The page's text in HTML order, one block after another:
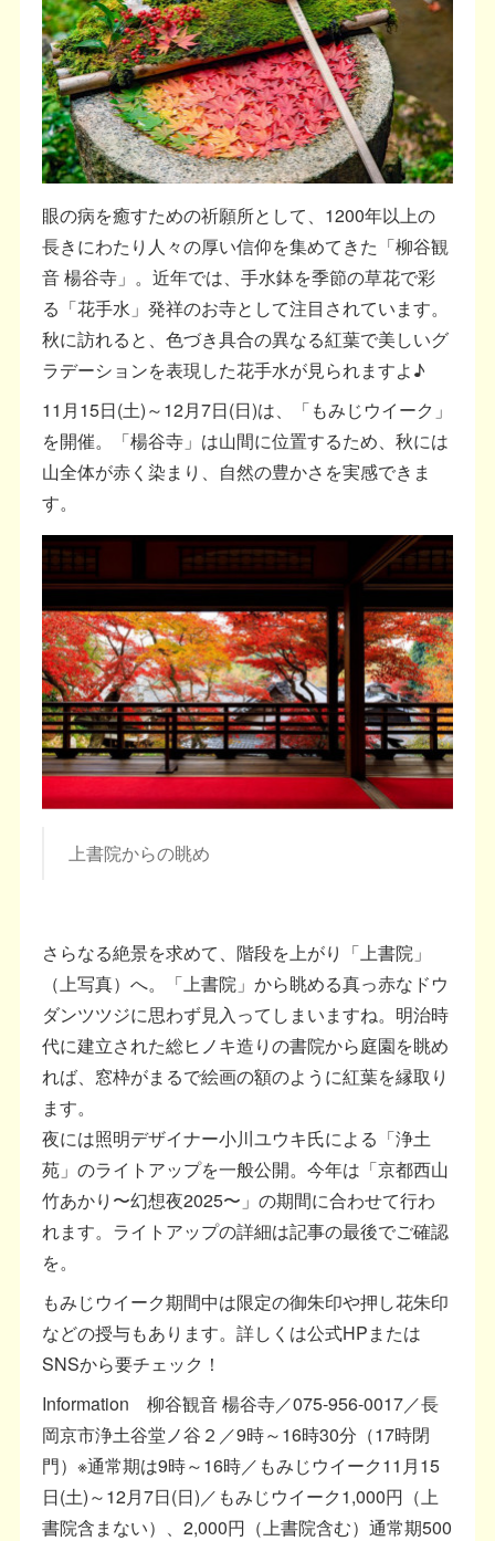
眼の病を癒すための祈願所として、1200年以上の
長きにわたり人々の厚い信仰を集めてきた「柳谷観
音 楊谷寺」。近年では、手水鉢を季節の草花で彩
る「花手水」発祥のお寺として注目されています。
秋に訪れると、色づき具合の異なる紅葉で美しいグ
ラデーションを表現した花手水が見られますよ♪
11月15日(土)～12月7日(日)は、「もみじウイーク」
を開催。「楊谷寺」は山間に位置するため、秋には
山全体が赤く染まり、自然の豊かさを実感できま
す。
上書院からの眺め
さらなる絶景を求めて、階段を上がり「上書院」
（上写真）へ。「上書院」から眺める真っ赤なドウ
ダンツツジに思わず見入ってしまいますね。明治時
代に建立された総ヒノキ造りの書院から庭園を眺め
れば、窓枠がまるで絵画の額のように紅葉を縁取り
ます。
夜には照明デザイナー小川ユウキ氏による「浄土
苑」のライトアップを一般公開。今年は「京都西山
竹あかり〜幻想夜2025〜」の期間に合わせて行わ
れます。ライトアップの詳細は記事の最後でご確認
を。
もみじウイーク期間中は限定の御朱印や押し花朱印
などの授与もあります。詳しくは公式HPまたは
SNSから要チェック！
Information 柳谷観音 楊谷寺／075-956-0017／長
岡京市浄土谷堂ノ谷２／9時～16時30分（17時閉
門）※通常期は9時～16時／もみじウイーク11月15
日(土)～12月7日(日)／もみじウイーク1,000円（上
書院含まない）、2,000円（上書院含む）通常期500